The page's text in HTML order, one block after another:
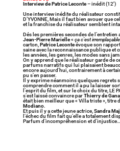
Interview de Patrice Leconte– inédit (12′)
Une interview inédite du réalisateur
D’YVONNE, Mais il faut bien avouer que
et la franchise du réalisateur semblent
Dés les premières secondes de
Jean-Pierre Marielle«ça c’est irremplaçable
carton, Patrice Leconteévoque son rapport
saine avec la reconnaissance publique et
les années, les genres, les modes sans
On y apprend que le réalisateur garde de
parfums narratifs qui lui plaisaient
encore aujourd’hui, contrairement à
pu s’en passer.
Il y exprime néanmoins quelques regrets
comprendre comment il a pu la laisser
l’esprit du film, et sur le choix du titre, LE
s’est laissé convaincre parThierry de
était bien meilleur que « Villa triste », titre
Modiano.
Et puis il y a cette jeune actrice, Sandra
l’échec du film fait qu’elle a totalement
Parfum d’incompréhension et d’injustice…